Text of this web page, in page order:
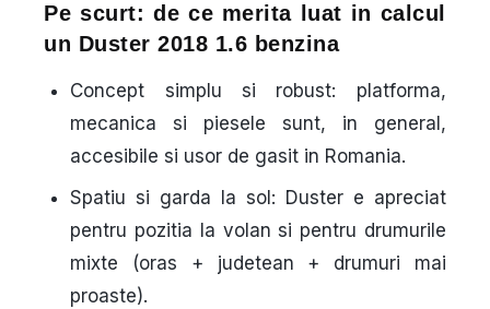
Pe scurt: de ce merita luat in calcul
un Duster 2018 1.6 benzina
Concept simplu si robust: platforma,
mecanica si piesele sunt, in general,
accesibile si usor de gasit in Romania.
Spatiu si garda la sol : Duster e apreciat
pentru pozitia la volan si pentru drumurile
mixte (oras + judetean + drumuri mai
proaste).